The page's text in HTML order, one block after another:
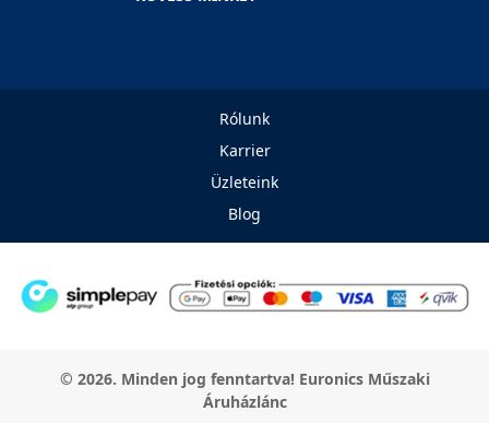
Rólunk
Karrier
Üzleteink
Blog
© 2026. Minden jog fenntartva! Euronics Műszaki
Áruházlánc